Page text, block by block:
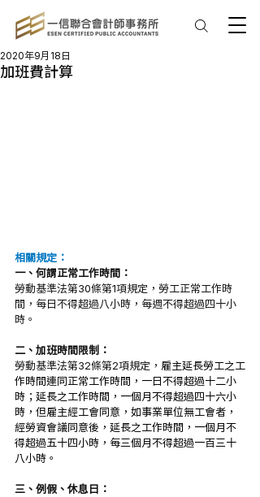
加班費計算
2020年9月18日
相關規定：
一、何謂正常工作時間：
勞動基準法第30條第1項規定，勞工正常工作時
間，每日不得超過八小時，每週不得超過四十小
時。
二、加班時間限制：
勞動基準法第32條第2項規定， 雇主延長勞工之工
作時間連同正常工作時間，一日不得超過十二小
時；延長之工作時間，一個月不得超過四十六小
時，但雇主經工會同意，如事業單位無工會者，
經勞資會議同意後，延長之工作時間，一個月不
得超過五十四小時，每三個月不得超過一百三十
八小時。
三、例假、休息日：